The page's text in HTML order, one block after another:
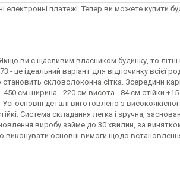
електронні платежі. Тепер ви можете купити
ви є щасливим власником будинку, то
- це ідеальний варіант для відпочинку всієї
скловолоконна сітка. Зсередини
- 450 см ширина - 220 см висота - 84 см стійки
основні деталі виготовлено з
Система складання легка і зручна,
виробу займе до 30 хвилин, за
основні вимоги щодо встановлення